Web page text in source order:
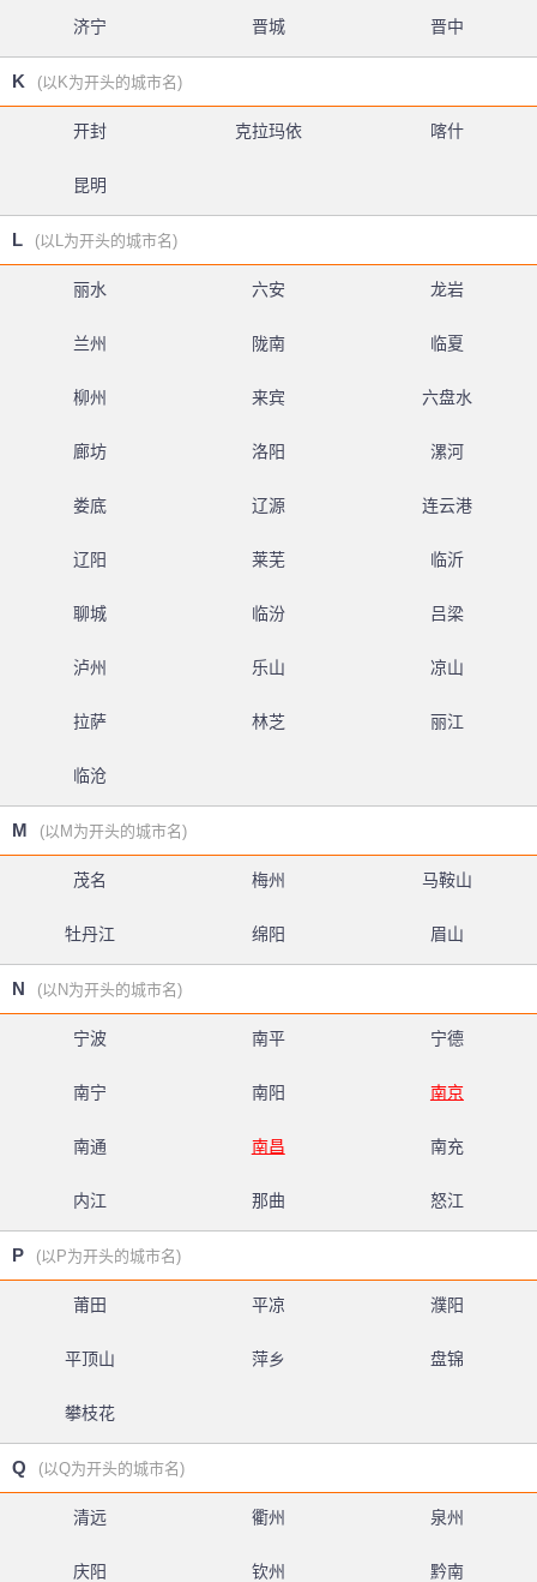
济宁 晋城 晋中
K (以K为开头的城市名)
开封 克拉玛依 喀什
昆明
L (以L为开头的城市名)
丽水 六安 龙岩
兰州 陇南 临夏
柳州 来宾 六盘水
廊坊 洛阳 漯河
娄底 辽源 连云港
辽阳 莱芜 临沂
聊城 临汾 吕梁
泸州 乐山 凉山
拉萨 林芝 丽江
临沧
M (以M为开头的城市名)
茂名 梅州 马鞍山
牡丹江 绵阳 眉山
N (以N为开头的城市名)
宁波 南平 宁德
南宁 南阳 南京
南通 南昌 南充
内江 那曲 怒江
P (以P为开头的城市名)
莆田 平凉 濮阳
平顶山 萍乡 盘锦
攀枝花
Q (以Q为开头的城市名)
清远 衢州 泉州
庆阳 钦州 黔南